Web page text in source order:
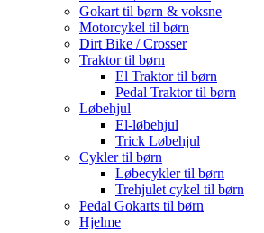
Gokart til børn & voksne
Motorcykel til børn
Dirt Bike / Crosser
Traktor til børn
El Traktor til børn
Pedal Traktor til børn
Løbehjul
El-løbehjul
Trick Løbehjul
Cykler til børn
Løbecykler til børn
Trehjulet cykel til børn
Pedal Gokarts til børn
Hjelme